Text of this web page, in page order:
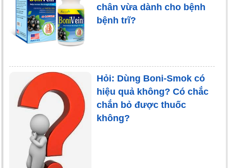
chân vừa dành cho bệnh
bệnh trĩ?
Hỏi: Dùng Boni-Smok có
hiệu quả không? Có chắc
chắn bỏ được thuốc
không?